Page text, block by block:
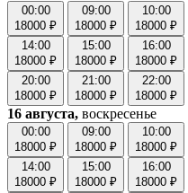
00:00
18000 ₽
09:00
18000 ₽
10:00
18000 ₽
14:00
18000 ₽
15:00
18000 ₽
16:00
18000 ₽
20:00
18000 ₽
21:00
18000 ₽
22:00
18000 ₽
16 августа, воскресенье
00:00
18000 ₽
09:00
18000 ₽
10:00
18000 ₽
14:00
18000 ₽
15:00
18000 ₽
16:00
18000 ₽